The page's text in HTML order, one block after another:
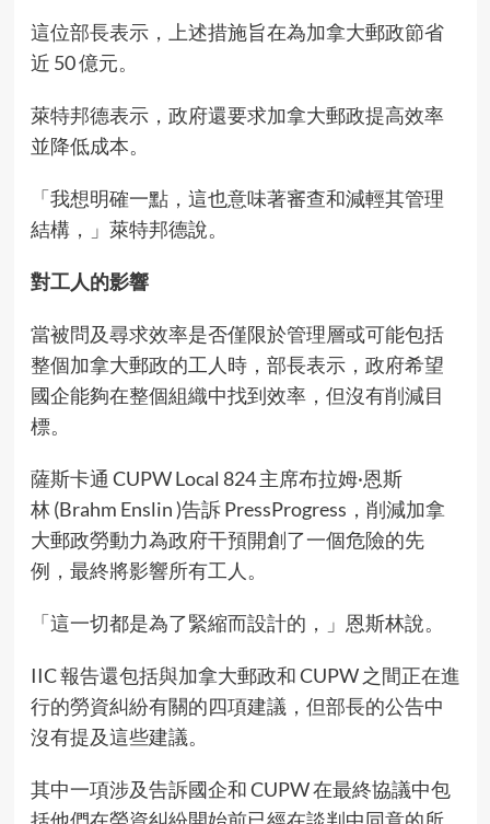
這位部長表示，上述措施旨在為加拿大郵政節省
近 50 億元。
萊特邦德表示，政府還要求加拿大郵政提高效率
並降低成本。
「我想明確一點，這也意味著審查和減輕其管理
結構，」萊特邦德說。
對工人的影響
當被問及尋求效率是否僅限於管理層或可能包括
整個加拿大郵政的工人時，部長表示，政府希望
國企能夠在整個組織中找到效率，但沒有削減目
標。
薩斯卡通 CUPW Local 824 主席布拉姆·恩斯
林 (Brahm Enslin )告訴 PressProgress，削減加拿
大郵政勞動力為政府干預開創了一個危險的先
例，最終將影響所有工人。
「這一切都是為了緊縮而設計的，」恩斯林說。
IIC 報告還包括與加拿大郵政和 CUPW 之間正在進
行的勞資糾紛有關的四項建議，但部長的公告中
沒有提及這些建議。
其中一項涉及告訴國企和 CUPW 在最終協議中包
括他們在勞資糾紛開始前已經在談判中同意的所